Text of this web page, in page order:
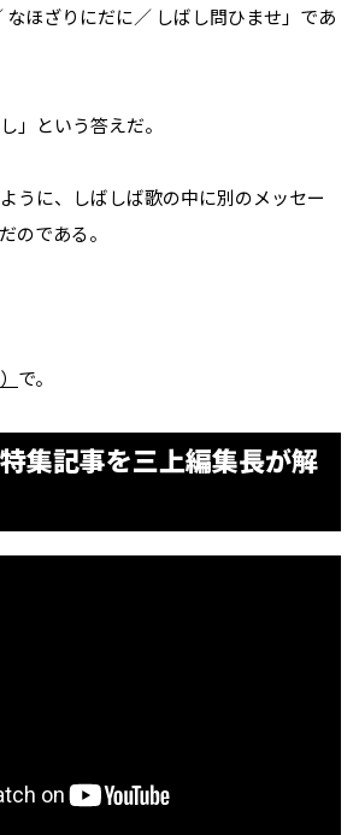
なほざりにだに／ しばし問ひませ」であ
」という答えだ。
うに、しばしば歌の中に別のメッセー
のである。
で。
集記事を三上編集長が解